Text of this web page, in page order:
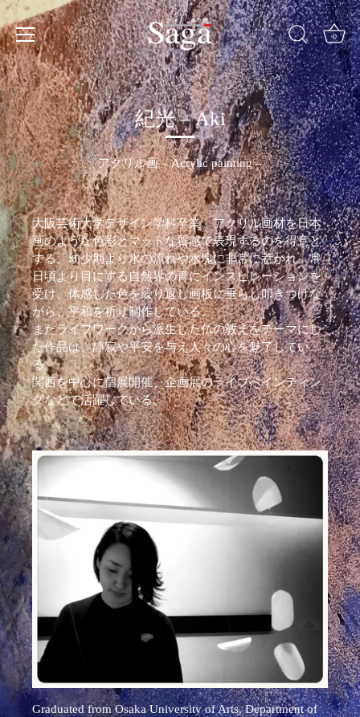
Skip
to
content
0
紀光 – Aki
アクリル画 – Acrylic painting –
大阪芸術大学デザイン学科卒業。アクリル画材を日本
画のような色彩とマットな質感で表現するのを得意と
する。幼少期より水の流れや水塊に非常に惹かれ、常
日頃より目にする自然界の青にインスピレーションを
受け、体感した色を繰り返し画板に垂らし叩きつけな
がら、平和を祈り制作している。
またライフワークから派生した仏の教えをテーマにし
た作品は、静寂や平安を与え人々の心を魅了してい
る。
関西を中心に個展開催、企画展のライブペインティン
グなどで活躍している。
Graduated from Osaka University of Arts, Department of